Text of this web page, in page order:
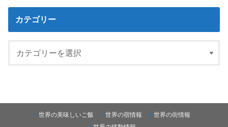
カテゴリー
世界の美味しいご飯 世界の宿情報
世界の街情報